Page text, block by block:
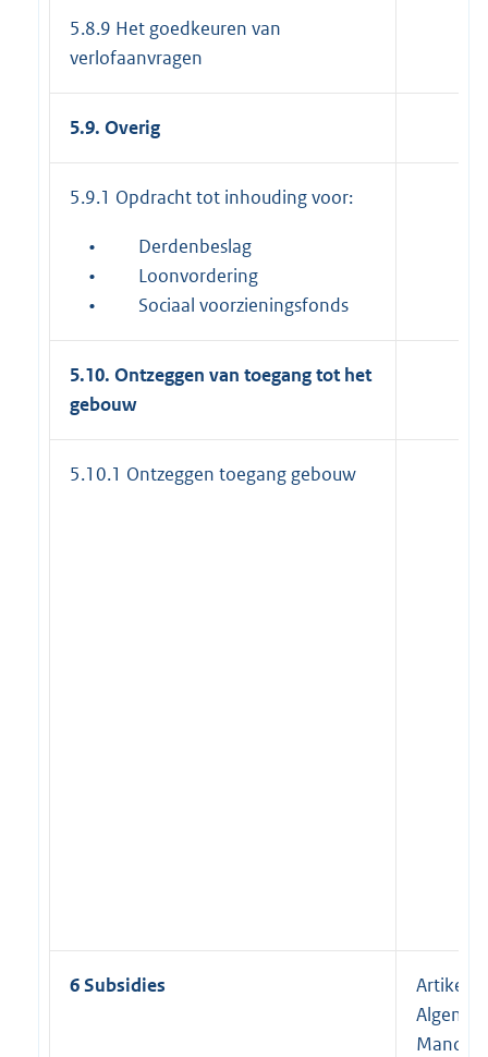
5.8.9 Het goedkeuren van
verlofaanvragen
5.9. Overig
5.9.1 Opdracht tot inhouding voor:
•
Derdenbeslag
•
Loonvordering
•
Sociaal voorzieningsfonds
5.10. Ontzeggen van toegang tot het
gebouw
5.10.1 Ontzeggen toegang gebouw
6 Subsidies
Artikel